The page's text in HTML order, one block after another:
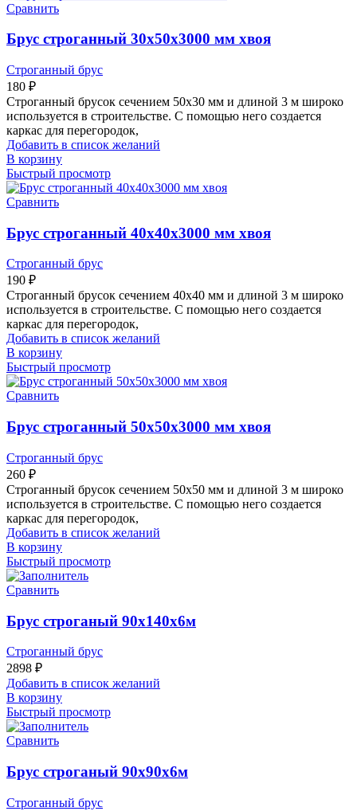
Сравнить
Брус строганный 30х50х3000 мм хвоя
Строганный брус
180 ₽
Строганный брусок сечением 50х30 мм и длиной 3 м широко
используется в строительстве. С помощью него создается
каркас для перегородок,
Добавить в список желаний
В корзину
Быстрый просмотр
Сравнить
Брус строганный 40х40х3000 мм хвоя
Строганный брус
190 ₽
Строганный брусок сечением 40х40 мм и длиной 3 м широко
используется в строительстве. С помощью него создается
каркас для перегородок,
Добавить в список желаний
В корзину
Быстрый просмотр
Сравнить
Брус строганный 50х50х3000 мм хвоя
Строганный брус
260 ₽
Строганный брусок сечением 50х50 мм и длиной 3 м широко
используется в строительстве. С помощью него создается
каркас для перегородок,
Добавить в список желаний
В корзину
Быстрый просмотр
Сравнить
Брус строганый 90х140х6м
Строганный брус
2898 ₽
Добавить в список желаний
В корзину
Быстрый просмотр
Сравнить
Брус строганый 90х90х6м
Строганный брус